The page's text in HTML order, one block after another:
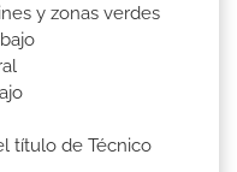
y zonas verdes
título de Técnico